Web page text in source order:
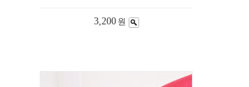
3,200 원